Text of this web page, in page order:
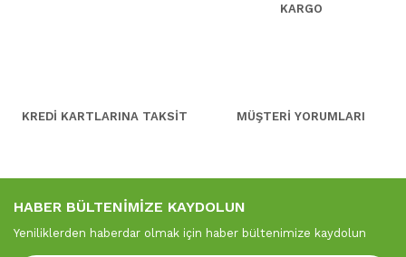
KARGO
KREDİ KARTLARINA TAKSİT MÜŞTERİ YORUMLARI
HABER BÜLTENİMİZE KAYDOLUN
Yeniliklerden haberdar olmak için haber bültenimize kaydolun